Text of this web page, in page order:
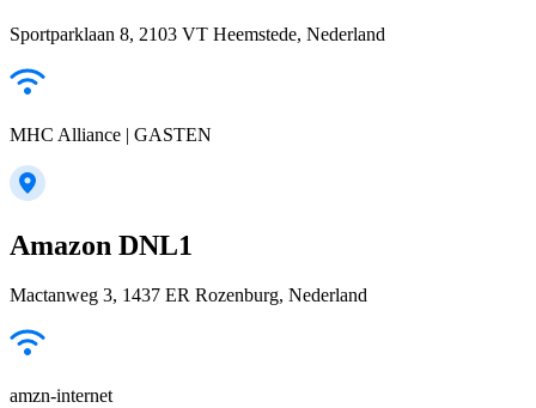
Sportparklaan 8, 2103 VT Heemstede, Nederland
MHC Alliance | GASTEN
Amazon DNL1
Mactanweg 3, 1437 ER Rozenburg, Nederland
amzn-internet